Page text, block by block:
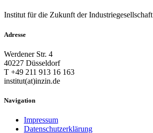
Institut für die Zukunft der Industriegesellschaft
Adresse
Werdener Str. 4
40227 Düsseldorf
T +49 211 913 16 163
institut(at)inzin.de
Navigation
Impressum
Datenschutzerklärung